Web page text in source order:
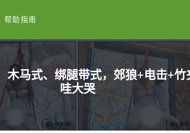
帮助指南
木马式、绑腿带式，郊狼+电击+
哇大哭